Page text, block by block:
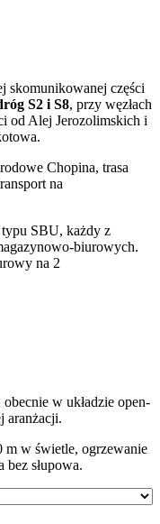
skomunikowanej części
S2 i S8, przy węzłach
od Alej Jerozolimskich i
Chopina, trasa
na
SBU, każdy z
biurowych.
na 2
w układzie open-
aranżacji.
m w świetle, ogrzewanie
słupowa.